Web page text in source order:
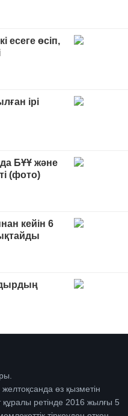
есеге өсіп,
ірі
БҰҰ және
(фото)
кейін 6
өз қызметін
ретінде 2016 жылғы 5